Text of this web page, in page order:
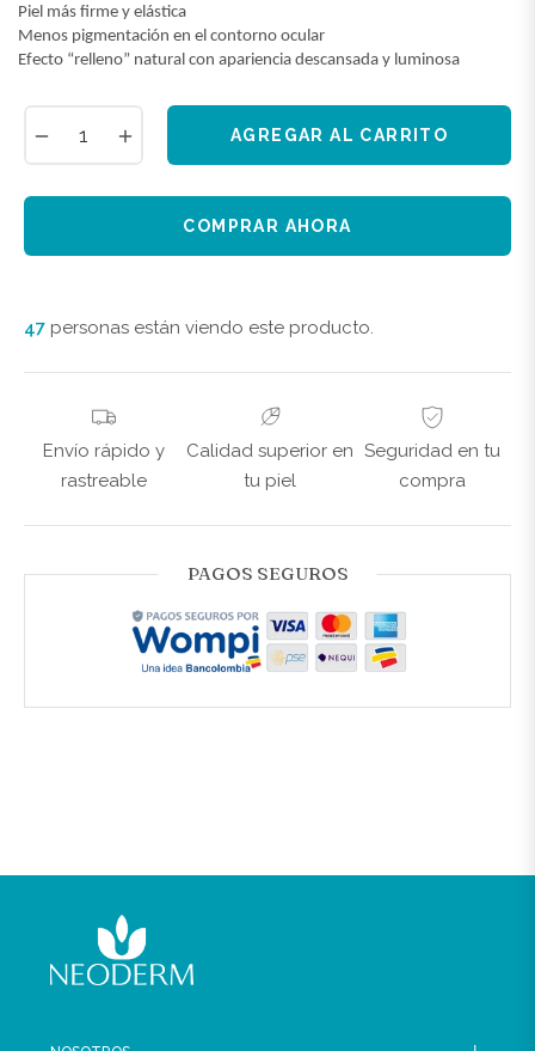
Piel más firme y elástica
Menos pigmentación en el contorno ocular
Efecto “relleno” natural con apariencia descansada y luminosa
AGREGAR AL CARRITO
COMPRAR AHORA
47 personas están viendo este producto.
Envío rápido y
rastreable
Calidad superior en
tu piel
Seguridad en tu
compra
PAGOS SEGUROS